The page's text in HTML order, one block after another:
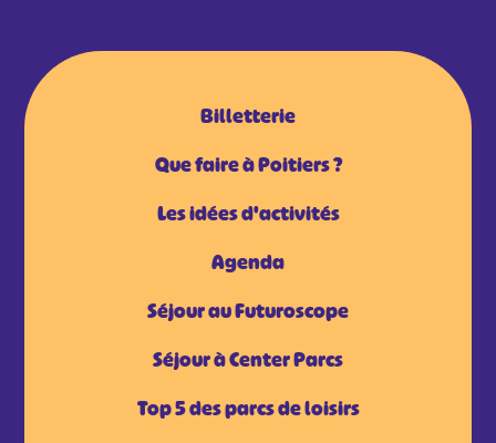
Billetterie
Que faire à Poitiers ?
Les idées d'activités
Agenda
Séjour au Futuroscope
Séjour à Center Parcs
Top 5 des parcs de loisirs